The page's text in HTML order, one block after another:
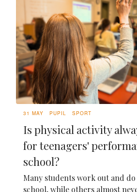
31 MAY PUPIL SPORT
Is physical activity
for teenagers'
school?
Many students work out and
school, while others almost